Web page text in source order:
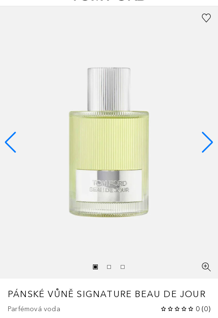
PÁNSKÉ VŮNĚ SIGNATURE BEAU DE JOUR
Parfémová voda 0 (0)